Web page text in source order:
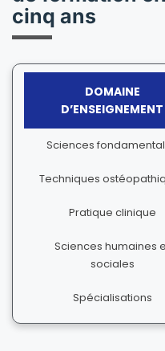
cinq ans
DOMAINE
D’ENSEIGNEMENT
Sciences
Techniques
Pratique clinique
Sciences humaines
sociales
Spécialisations